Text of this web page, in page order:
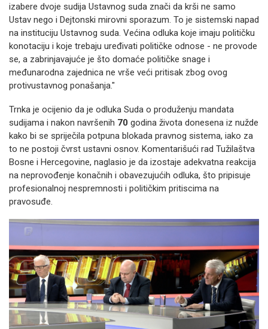
izabere dvoje sudija Ustavnog suda znači da krši ne samo
Ustav nego i Dejtonski mirovni sporazum. To je sistemski napad
na instituciju Ustavnog suda. Većina odluka koje imaju političku
konotaciju i koje trebaju uređivati političke odnose - ne provode
se, a zabrinjavajuće je što domaće političke snage i
međunarodna zajednica ne vrše veći pritisak zbog ovog
protivustavnog ponašanja."
Trnka je ocijenio da je odluka Suda o produženju mandata
sudijama i nakon navršenih 70 godina života donesena iz nužde
kako bi se spriječila potpuna blokada pravnog sistema, iako za
to ne postoji čvrst ustavni osnov. Komentarišući rad Tužilaštva
Bosne i Hercegovine, naglasio je da izostaje adekvatna reakcija
na neprovođenje konačnih i obavezujućih odluka, što pripisuje
profesionalnoj nespremnosti i političkim pritiscima na
pravosuđe.